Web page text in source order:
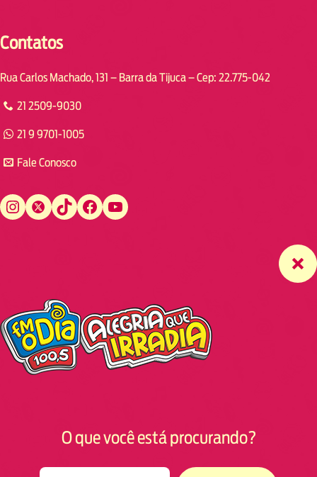
Contatos
Rua Carlos Machado, 131 – Barra da Tijuca – Cep: 22.775-042
21 2509-9030
21 9 9701-1005
Fale Conosco
Instagram Twitter TikTok Facebook YouTube
O que você está procurando?